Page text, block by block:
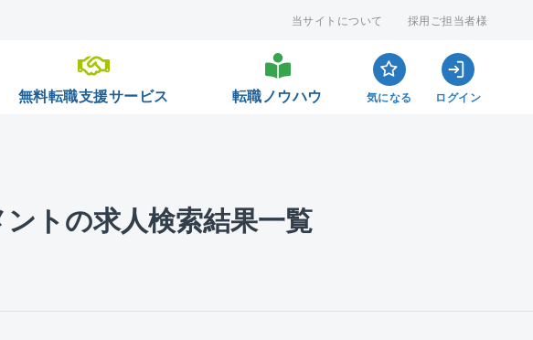
当サイトについて 採用ご担当者様
無料転職支援サービス 転職ノウハウ 気になる ログイン
トの求人検索結果一覧